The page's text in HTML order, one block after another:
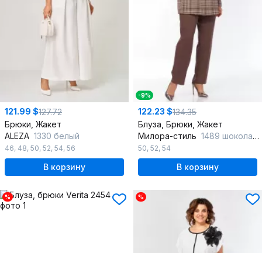
121.99 $127.72
Брюки, Жакет
ALEZA 1330 белый
46, 48, 50, 52, 54, 56
В корзину
-9%
122.23 $134.35
Блуза, Брюки, Жакет
Милора-стиль 1489 шоколад+клетка
50, 52, 54
В корзину
% %